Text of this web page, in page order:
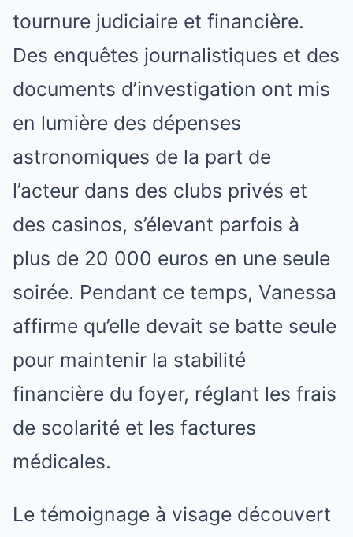
tournure judiciaire et financière.
Des enquêtes journalistiques et des
documents d’investigation ont mis
en lumière des dépenses
astronomiques de la part de
l’acteur dans des clubs privés et
des casinos, s’élevant parfois à
plus de 20 000 euros en une seule
soirée. Pendant ce temps, Vanessa
affirme qu’elle devait se batte seule
pour maintenir la stabilité
financière du foyer, réglant les frais
de scolarité et les factures
médicales.
Le témoignage à visage découvert